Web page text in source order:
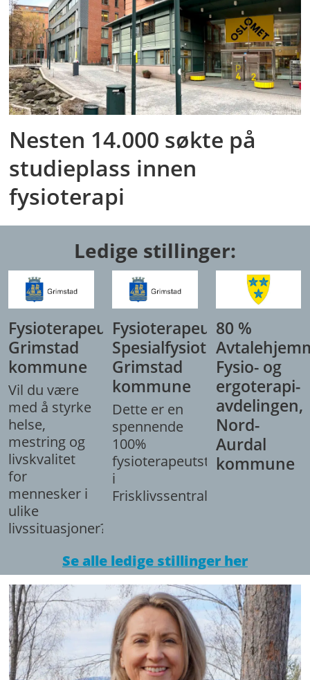
Nesten 14.000 søkte på
studieplass innen
fysioterapi
Ledige stillinger:
Fysioterapeut,
Grimstad
kommune
Vil du være
med å styrke
helse,
mestring og
livskvalitet
for
mennesker i
ulike
livssituasjoner?
Fysioterapeut/
Spesialfysioterapeut,
Grimstad
kommune
Dette er en
spennende
100%
fysioterapeutstilling
i
Frisklivssentralen.
80 %
Fysio- og
ergoterapi-
avdelingen,
Nord-
Aurdal
kommune
Se alle ledige stillinger her